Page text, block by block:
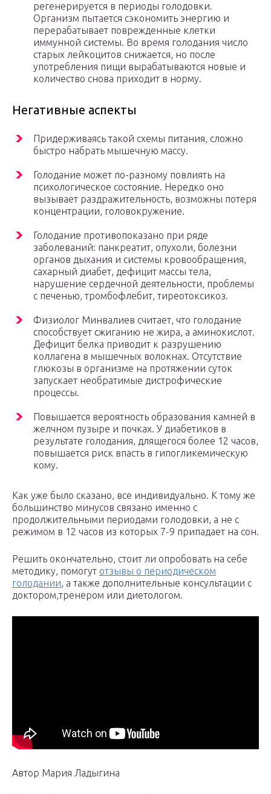
регенерируется в периоды голодовки.
Организм пытается сэкономить энергию и
перерабатывает поврежденные клетки
иммунной системы. Во время голодания число
старых лейкоцитов снижается, но после
употребления пищи вырабатываются новые и
количество снова приходит в норму.
Негативные аспекты
Придерживаясь такой схемы питания, сложно
быстро набрать мышечную массу.
Голодание может по-разному повлиять на
психологическое состояние. Нередко оно
вызывает раздражительность, возможны потеря
концентрации, головокружение.
Голодание противопоказано при ряде
заболеваний: панкреатит, опухоли, болезни
органов дыхания и системы кровообращения,
сахарный диабет, дефицит массы тела,
нарушение сердечной деятельности, проблемы
с печенью, тромбофлебит, тиреотоксикоз.
Физиолог Минвалиев считает, что голодание
способствует сжиганию не жира, а аминокислот.
Дефицит белка приводит к разрушению
коллагена в мышечных волокнах. Отсутствие
глюкозы в организме на протяжении суток
запускает необратимые дистрофические
процессы.
Повышается вероятность образования камней в
желчном пузыре и почках. У диабетиков в
результате голодания, длящегося более 12 часов,
повышается риск впасть в гипогликемическую
кому.
Как уже было сказано, все индивидуально. К тому же
большинство минусов связано именно с
продолжительными периодами голодовки, а не с
режимом в 12 часов из которых 7-9 припадает на сон.
Решить окончательно, стоит ли опробовать на себе
методику, помогут отзывы о периодическом
голодании, а также дополнительные консультации с
доктором,тренером или диетологом.
Автор Мария Ладыгина